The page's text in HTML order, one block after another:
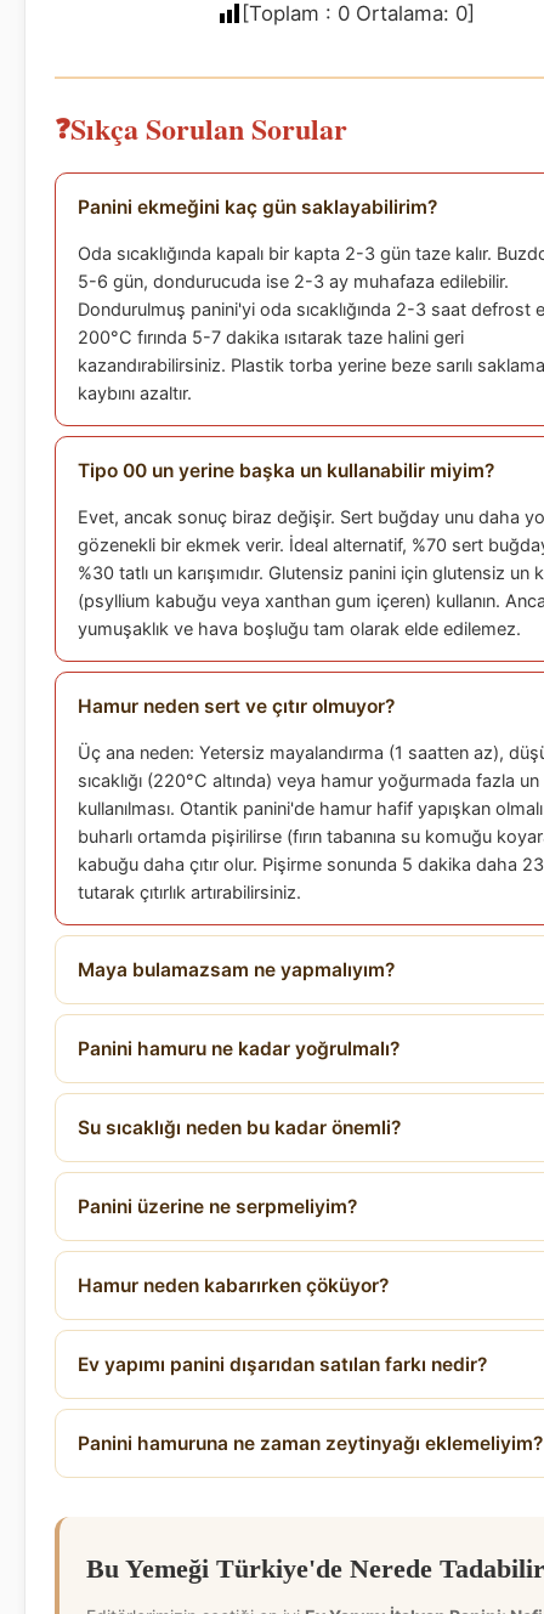
[Toplam : 0 Ortalama: 0]
Sıkça Sorulan Sorular
Panini ekmeğini kaç gün saklayabilirim?
Oda sıcaklığında kapalı bir kapta 2-3 gün taze kalır.
5-6 gün, dondurucuda ise 2-3 ay muhafaza edilebilir.
Dondurulmuş panini'yi oda sıcaklığında 2-3 saat defrost
200°C fırında 5-7 dakika ısıtarak taze halini geri
kazandırabilirsiniz. Plastik torba yerine beze sarılı
kaybını azaltır.
Tipo 00 un yerine başka un kullanabilir miyim?
Evet, ancak sonuç biraz değişir. Sert buğday unu daha
gözenekli bir ekmek verir. İdeal alternatif, %70 sert
%30 tatlı un karışımıdır. Glutensiz panini için glutensiz un
(psyllium kabuğu veya xanthan gum içeren) kullanın.
yumuşaklık ve hava boşluğu tam olarak elde edilemez.
Hamur neden sert ve çıtır olmuyor?
Üç ana neden: Yetersiz mayalandırma (1 saatten az),
sıcaklığı (220°C altında) veya hamur yoğurmada fazla un
kullanılması. Otantik panini'de hamur hafif yapışkan olmalı.
buharlı ortamda pişirilirse (fırın tabanına su komuğu
kabuğu daha çıtır olur. Pişirme sonunda 5 dakika daha
tutarak çıtırlık artırabilirsiniz.
Maya bulamazsam ne yapmalıyım?
Panini hamuru ne kadar yoğrulmalı?
Su sıcaklığı neden bu kadar önemli?
Panini üzerine ne serpmeliyim?
Hamur neden kabarırken çöküyor?
Ev yapımı panini dışarıdan satılan farkı nedir?
Panini hamuruna ne zaman zeytinyağı eklemeliyim?
Bu Yemeği Türkiye'de Nerede